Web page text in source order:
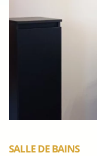
SALLE DE BAINS